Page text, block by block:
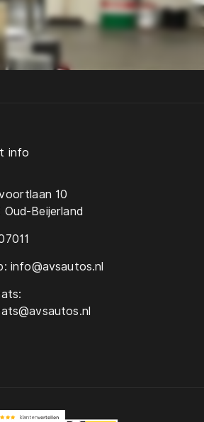
info
10
Oud-Beijerland
info@avsautos.nl